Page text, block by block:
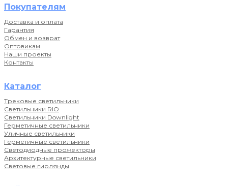
Покупателям
Доставка и оплата
Гарантия
Обмен и возврат
Оптовикам
Наши проекты
Контакты
Каталог
Трековые светильники
Светильники RIO
Светильники Downlight
Герметичные светильники
Уличные светильники
Герметичные светильники
Светодиодные прожекторы
Архитектурные светильники
Световые гирлянды